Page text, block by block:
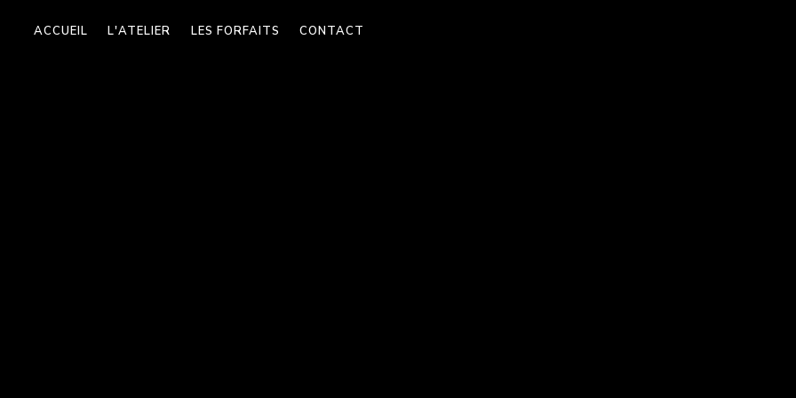
ACCUEIL L'ATELIER LES FORFAITS CONTACT